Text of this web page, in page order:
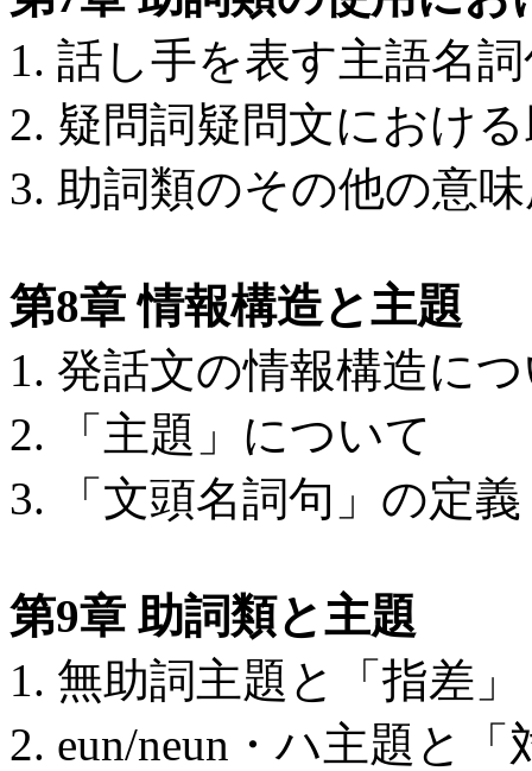
1. 話し手を表す主語名
2. 疑問詞疑問文におけ
3. 助詞類のその他の意
第8章 情報構造と主題
1. 発話文の情報構造に
2. 「主題」について
3. 「文頭名詞句」の定義
第9章 助詞類と主題
1. 無助詞主題と「指差」
2. eun/neun・ハ主題と「